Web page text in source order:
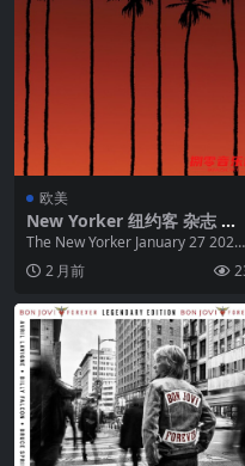
欧美
New Yorker 纽约客 杂志 原
版PDF 最新一期 1月27日
The New Yorker January 27 2025
纽约客 杂志 1月...
2 月前